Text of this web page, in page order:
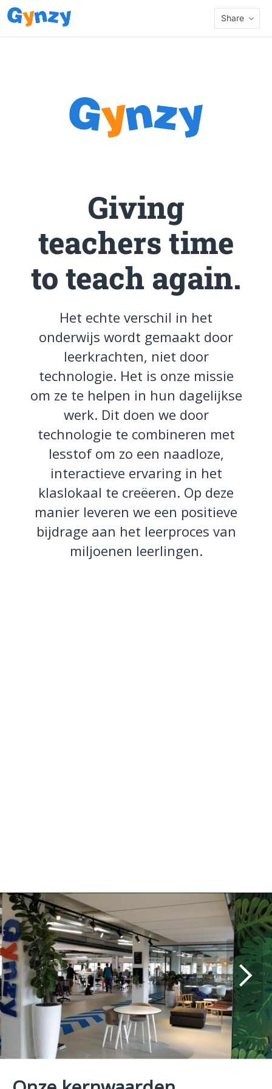
Share
Giving
teachers time
to teach again.
Het echte verschil in het
onderwijs wordt gemaakt door
leerkrachten, niet door
technologie. Het is onze missie
om ze te helpen in hun dagelijkse
werk. Dit doen we door
technologie te combineren met
lesstof om zo een naadloze,
interactieve ervaring in het
klaslokaal te creëeren. Op deze
manier leveren we een positieve
bijdrage aan het leerproces van
miljoenen leerlingen.